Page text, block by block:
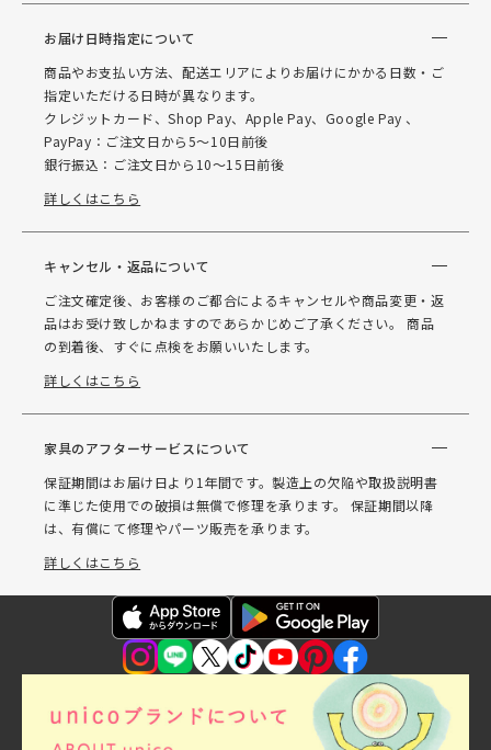
お届け日時指定について
商品やお支払い方法、配送エリアによりお届けにかかる日数・ご
指定いただける日時が異なります。
クレジットカード、Shop Pay、Apple Pay、Google Pay 、
PayPay：ご注文日から5～10日前後
銀行振込：ご注文日から10～15日前後
詳しくはこちら
キャンセル・返品について
ご注文確定後、お客様のご都合によるキャンセルや商品変更・返
品はお受け致しかねますのであらかじめご了承ください。 商品
の到着後、すぐに点検をお願いいたします。
詳しくはこちら
家具のアフターサービスについて
保証期間はお届け日より1年間です。製造上の欠陥や取扱説明書
に準じた使用での破損は無償で修理を承ります。 保証期間以降
は、有償にて修理やパーツ販売を承ります。
詳しくはこちら